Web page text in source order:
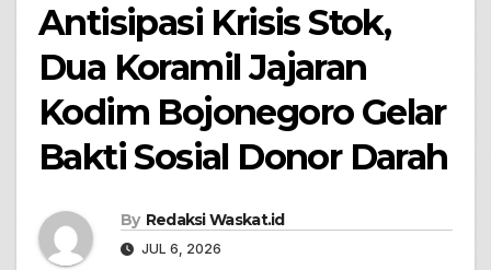
Antisipasi Krisis Stok,
Dua Koramil Jajaran
Kodim Bojonegoro Gelar
Bakti Sosial Donor Darah
By Redaksi Waskat.id
JUL 6, 2026